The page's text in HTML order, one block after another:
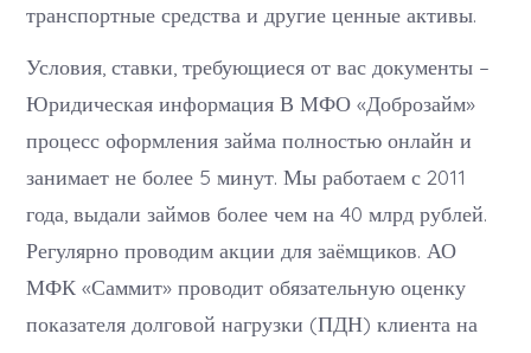
транспортные средства и другие ценные активы.
Условия, ставки, требующиеся от вас документы –
Юридическая информация В МФО «Доброзайм»
процесс оформления займа полностью онлайн и
занимает не более 5 минут. Мы работаем с 2011
года, выдали займов более чем на 40 млрд рублей.
Регулярно проводим акции для заёмщиков. АО
МФК «Саммит» проводит обязательную оценку
показателя долговой нагрузки (ПДН) клиента на